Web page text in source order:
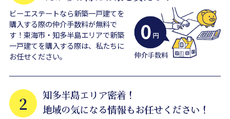
ビーエステートなら新築一戸建てを
購入する際の仲介手数料が無料で
す！東海市・知多半島エリアで新築
一戸建てを購入する際は、私たちに
お任せください。